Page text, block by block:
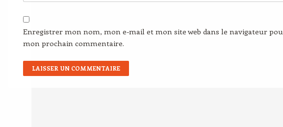
Enregistrer mon nom, mon e-mail et mon site web dans le navigateur
mon prochain commentaire.